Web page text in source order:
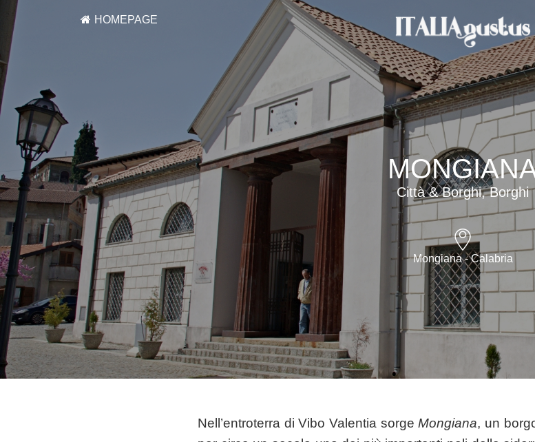
HOMEPAGE
Città & Borghi, Borghi
Mongiana - Calabria
Nell’entroterra di Vibo Valentia sorgeMongiana, un